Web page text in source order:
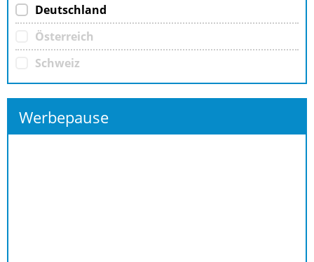
Deutschland
Österreich
Schweiz
Werbepause